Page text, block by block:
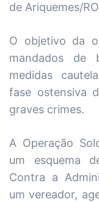
de Ariquemes/
O objetivo da
mandados de
medidas
fase ostensiva
graves crimes.
A Operação
um esquema
Contra a
um vereador,